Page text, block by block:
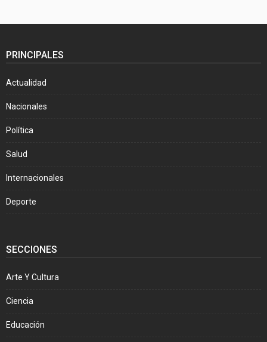
PRINCIPALES
Actualidad
Nacionales
Política
Salud
Internacionales
Deporte
SECCIONES
Arte Y Cultura
Ciencia
Educación